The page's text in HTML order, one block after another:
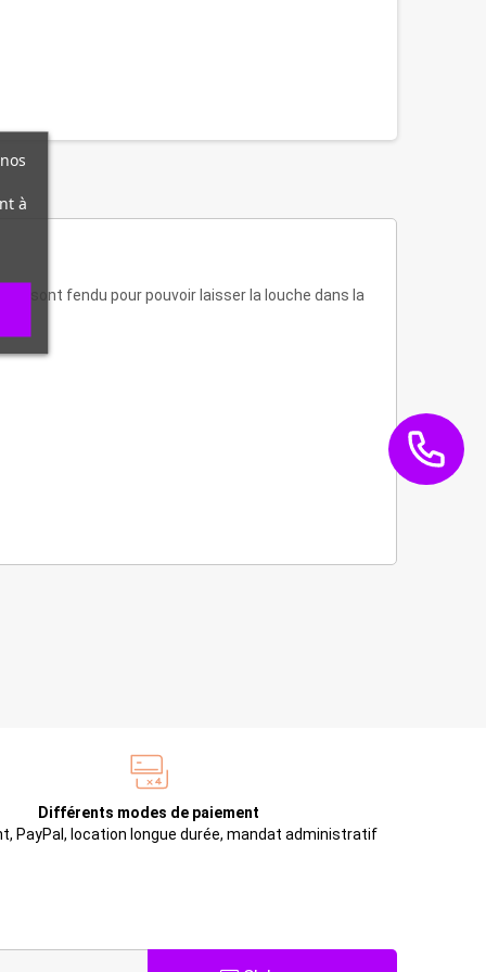
sont fendu pour pouvoir laisser la louche dans la
Différents modes de paiement
PayPal, location longue durée, mandat administratif
à